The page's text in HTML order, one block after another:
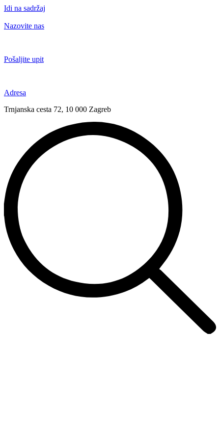
Idi na sadržaj
Nazovite nas
Pošaljite upit
Adresa
Trnjanska cesta 72, 10 000 Zagreb